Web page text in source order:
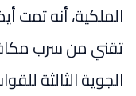
الملكية، أنه تمت
تقني من سرب
الجوية الثالثة